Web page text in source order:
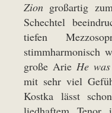
Zion großartig
Schechtel
tiefen
stimmharmonisch
große ArieHe
mit sehr viel
Kostka lässt